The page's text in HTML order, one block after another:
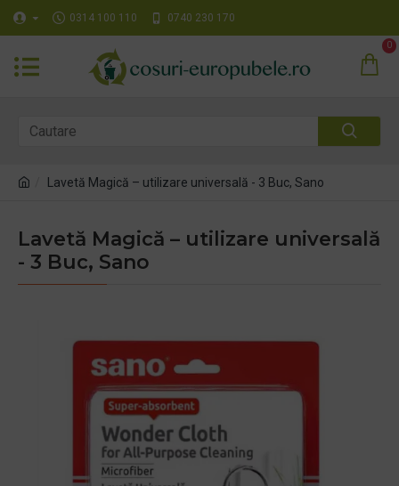
0314 100 110 0740 230 170
0
Lavetă Magică – utilizare universală - 3 Buc, Sano
Lavetă Magică – utilizare universală
- 3 Buc, Sano